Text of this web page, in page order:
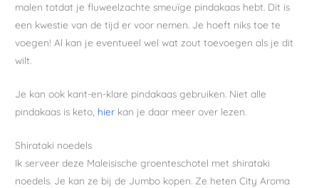
malen totdat je fluweelzachte smeuïge pindakaas hebt. Dit is
een kwestie van de tijd er voor nemen. Je hoeft niks toe te
voegen! Al kan je eventueel wel wat zout toevoegen als je dit
wilt.
Je kan ook kant-en-klare pindakaas gebruiken. Niet alle
pindakaas is keto, hier kan je daar meer over lezen.
Shirataki noedels
Ik serveer deze Maleisische groenteschotel met shirataki
noedels. Je kan ze bij de Jumbo kopen. Ze heten City Aroma